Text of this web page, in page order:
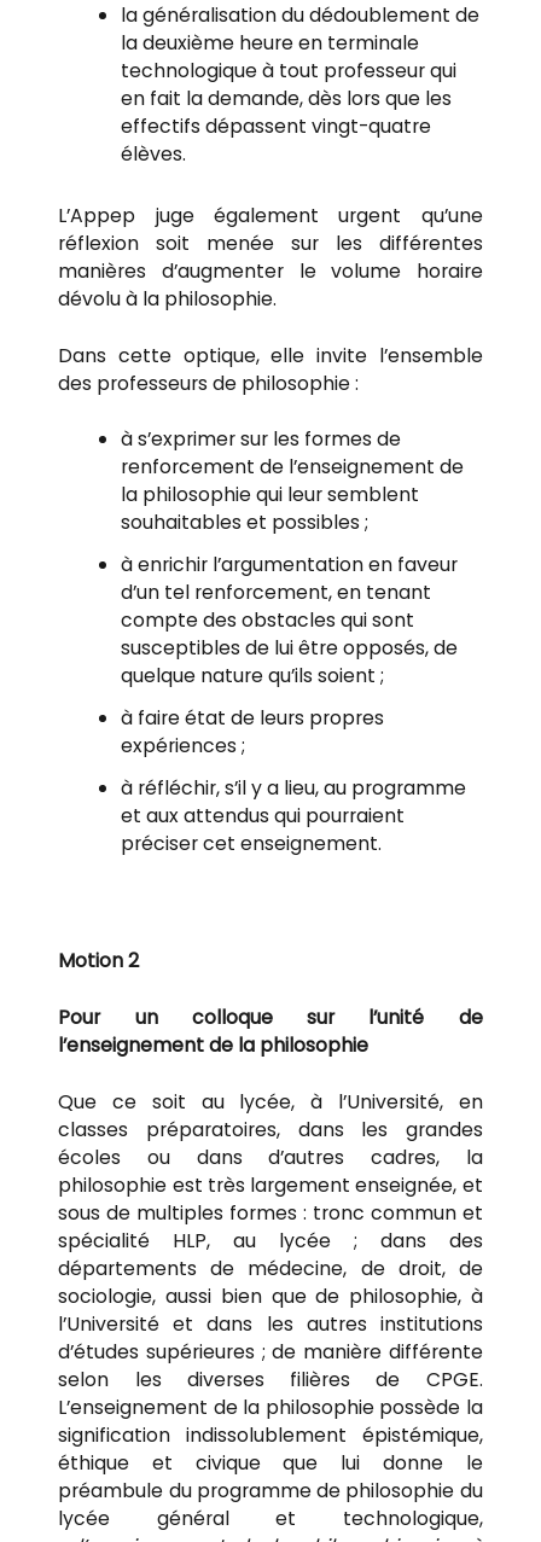
la généralisation du dédoublement de
la deuxième heure en terminale
technologique à tout professeur qui
en fait la demande, dès lors que les
effectifs dépassent vingt-quatre
élèves.
L’Appep juge également urgent qu’une
réflexion soit menée sur les différentes
manières d’augmenter le volume horaire
dévolu à la philosophie.
Dans cette optique, elle invite l’ensemble
des professeurs de philosophie :
à s’exprimer sur les formes de
renforcement de l’enseignement de
la philosophie qui leur semblent
souhaitables et possibles ;
à enrichir l’argumentation en faveur
d’un tel renforcement, en tenant
compte des obstacles qui sont
susceptibles de lui être opposés, de
quelque nature qu’ils soient ;
à faire état de leurs propres
expériences ;
à réfléchir, s’il y a lieu, au programme
et aux attendus qui pourraient
préciser cet enseignement.
Motion 2
Pour un colloque sur l’unité de
l’enseignement de la philosophie
Que ce soit au lycée, à l’Université, en
classes préparatoires, dans les grandes
écoles ou dans d’autres cadres, la
philosophie est très largement enseignée, et
sous de multiples formes : tronc commun et
spécialité HLP, au lycée ; dans des
départements de médecine, de droit, de
sociologie, aussi bien que de philosophie, à
l’Université et dans les autres institutions
d’études supérieures ; de manière différente
selon les diverses filières de CPGE.
L’enseignement de la philosophie possède la
signification indissolublement épistémique,
éthique et civique que lui donne le
préambule du programme de philosophie du
lycée général et technologique,